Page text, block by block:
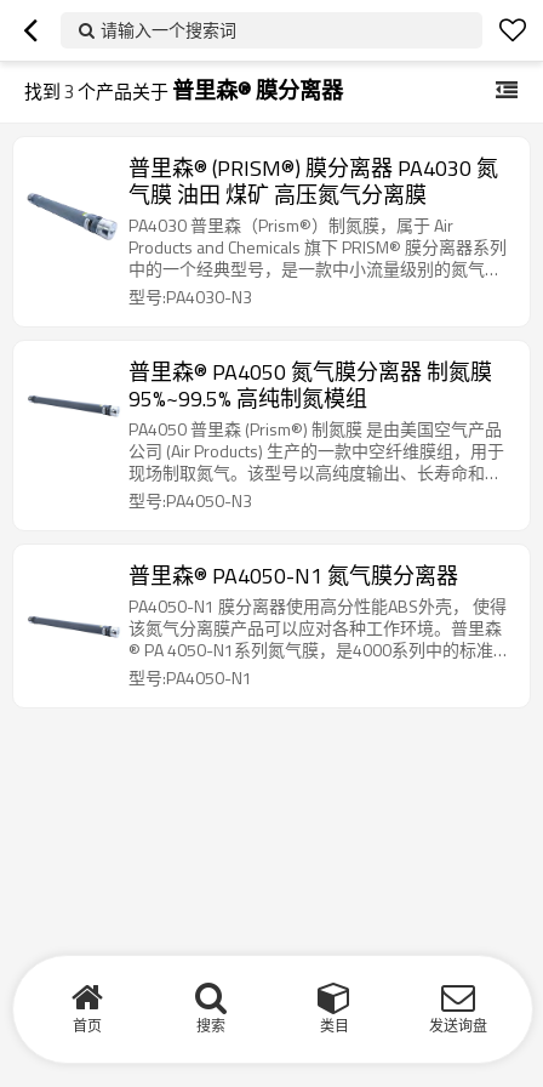
请输入一个搜索词
找到3个产品关于普里森® 膜分离器
普里森® (PRISM®) 膜分离器 PA4030 氮
气膜 油田 煤矿 高压氮气分离膜
PA4030 普里森（Prism®）制氮膜，属于 Air
Products and Chemicals 旗下 PRISM® 膜分离器系列
中的一个经典型号，是一款中小流量级别的氮气膜
组件，常用于 OEM 制氮系统。
型号:PA4030-N3
普里森® PA4050 氮气膜分离器 制氮膜
95%~99.5% 高纯制氮模组
PA4050 普里森 (Prism®) 制氮膜 是由美国空气产品
公司 (Air Products) 生产的一款中空纤维膜组，用于
现场制取氮气。该型号以高纯度输出、长寿命和模
块化设计著称，是车载及工业制氮系统的核心部
件。PA4050-P3 外壳和端盖采用 316L 不锈钢材
苛环境。
型号:PA4050-N3
普里森® PA4050-N1 氮气膜分离器
PA4050-N1 膜分离器使用高分性能ABS外壳， 使得
该氮气分离膜产品可以应对各种工作环境。普里森
® PA 4050-N1系列氮气膜，是4000系列中的标准高
压型，专为可靠、高效地现场制氮而设计，广泛应
用于需要持续、稳定氮气供应的工业场景。
型号:PA4050-N1
首页 搜索 类目 发送询盘